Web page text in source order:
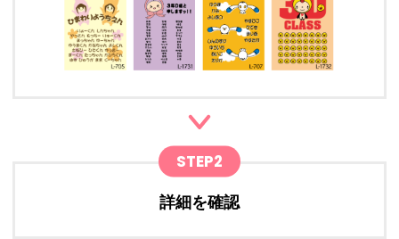
STEP2
詳細を確認